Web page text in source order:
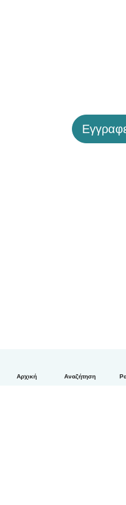
Αρχική Αναζήτηση